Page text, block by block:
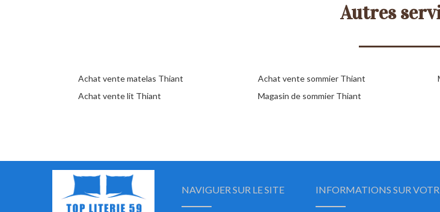
Autres
Achat vente matelas Thiant
Achat vente lit Thiant
Achat vente sommier Thiant
Magasin de sommier Thiant
NAVIGUER SUR LE SITE INFORMATIONS SUR